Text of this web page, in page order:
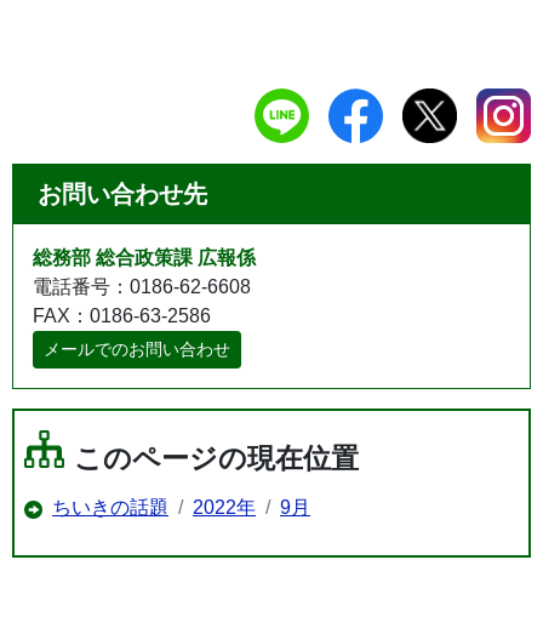
お問い合わせ先
総務部 総合政策課 広報係
電話番号：0186-62-6608
FAX：0186-63-2586
メールでのお問い合わせ
このページの現在位置
ちいきの話題 2022年 9月